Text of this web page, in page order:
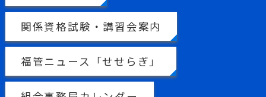
関係資格試験・講習会案内
福管ニュース「せせらぎ」